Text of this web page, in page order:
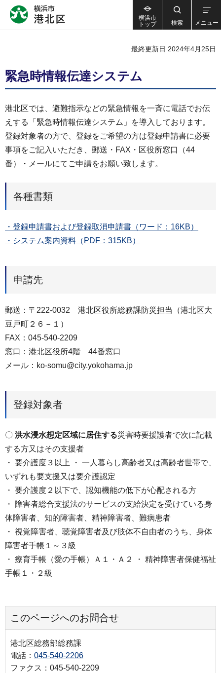
横浜市
トップ
検索 メニュー
最終更新日 2024年4月25日
緊急時情報伝達システム
港北区では、避難指示などの緊急情報を一斉に電話でお伝
えする「緊急時情報伝達システム」を導入しております。
登録対象者の方で、登録をご希望の方は登録申請書に必要
事項をご記入いただき、郵送・FAX・区役所窓口（44
番）・メールにてご申請をお願い致します。
各種書類
・登録申請書および登録取消申請書（ワード：16KB）
・システム案内資料（PDF：315KB）
申請先
郵送：〒222-0032 港北区役所総務課防災担当（港北区大
豆戸町２６－１）
FAX：045-540-2209
窓口：港北区役所4階 44番窓口
メール：ko-somu@city.yokohama.jp
登録対象者
〇 洪水浸水想定区域に居住する災害時要援護者で次に記載
する方又はその支援者
・ 要介護度３以上 ・ 一人暮らし高齢者又は高齢者世帯で、
いずれも要支援又は要介護認定
・ 要介護度２以下で、認知機能の低下が心配される方
・ 障害者総合支援法のサービスの支給決定を受けている身
体障害者、知的障害者、精神障害者、難病患者
・ 視覚障害者、聴覚障害者及び肢体不自由者のうち、身体
障害者手帳１～３級
・ 療育手帳（愛の手帳）Ａ１・Ａ２ ・ 精神障害者保健福祉
手帳１・２級
このページへのお問合せ
港北区総務部総務課
電話： 045-540-2206
ファクス：045-540-2209